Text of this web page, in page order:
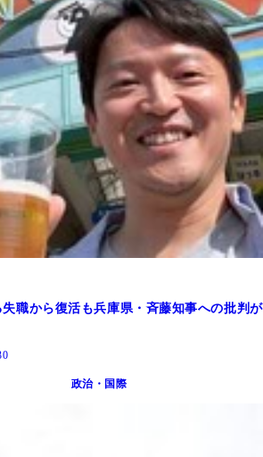
職から復活も兵庫県・斉藤知事への批判が
政治・国際